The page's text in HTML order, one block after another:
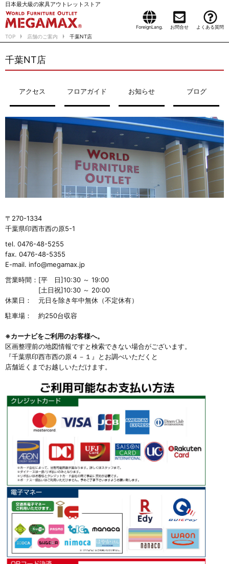
日本最大級の家具アウトレットストア
ForeignLang. お問合せ よくある質問
TOP 店舗のご案内 千葉NT店
千葉NT店
アクセス フロアガイド お知らせ ブログ
〒270-1334
千葉県印西市西の原5-1
tel. 0476-48-5255
fax. 0476-48-5355
E-mail. info@megamax.jp
営業時間： [平 日]10:30 ～ 19:00
[土日祝]10:30 ～ 20:00
休業日：
元日を除き年中無休（不定休有）
駐車場：
約250台収容
※カーナビをご利用のお客様へ。
区画整理前の地図情報ですと検索できない場合がございます。
『千葉県印西市西の原４－１』とお調べいただくと
店舗近くまでお越しいただけます。